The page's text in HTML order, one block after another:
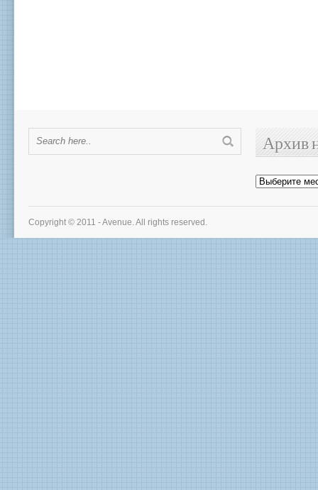
Архив
Архив
новостей
Copyright © 2011 - Avenue. All rights reserved.